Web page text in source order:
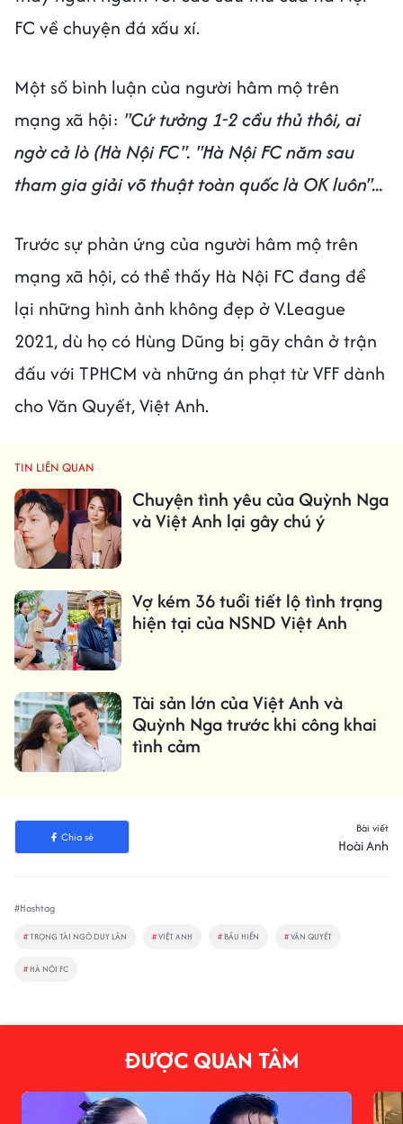
FC về chuyện đá xấu xí.
Một số bình luận của người hâm mộ trên
mạng xã hội: "Cứ tưởng 1-2 cầu thủ thôi, ai
ngờ cả lò (Hà Nội FC". "Hà Nội FC năm sau
tham gia giải võ thuật toàn quốc là OK luôn"...
Trước sự phản ứng của người hâm mộ trên
mạng xã hội, có thể thấy Hà Nội FC đang để
lại những hình ảnh không đẹp ở V.League
2021, dù họ có Hùng Dũng bị gãy chân ở trận
đấu với TPHCM và những án phạt từ VFF dành
cho Văn Quyết, Việt Anh.
TIN LIÊN QUAN
Chuyện tình yêu của Quỳnh Nga
và Việt Anh lại gây chú ý
Vợ kém 36 tuổi tiết lộ tình trạng
hiện tại của NSND Việt Anh
Tài sản lớn của Việt Anh và
Quỳnh Nga trước khi công khai
tình cảm
Chia sẻ
Bài viết
Hoài Anh
#Hashtag
#TRỌNG TÀI NGÔ DUY LÂN #VIỆT ANH # BẦU HIỂN #VĂN QUYẾT
# HÀ NỘI FC
ĐƯỢC QUAN TÂM